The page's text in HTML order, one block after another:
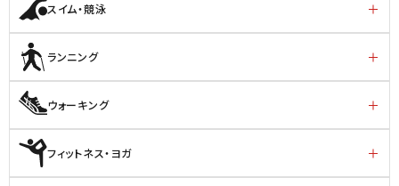
スイム・競泳
ランニング
ウォーキング
フィットネス・ヨガ